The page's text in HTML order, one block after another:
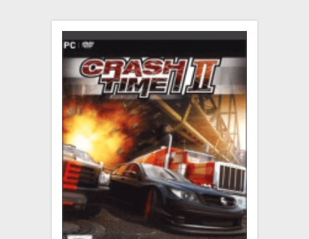
KONTAKT
PRODEJNY
DOPRAVA
XZONE KLUB
TCG & BOARDGAME HUB
VÝKUP HER (BAZAR)